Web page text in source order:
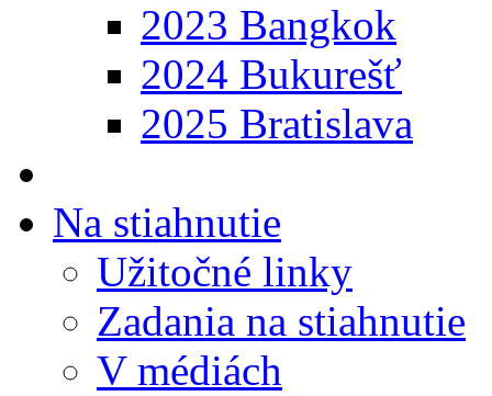
2023 Bangkok
2024 Bukurešť
2025 Bratislava
Na stiahnutie
Užitočné linky
Zadania na stiahnutie
V médiách